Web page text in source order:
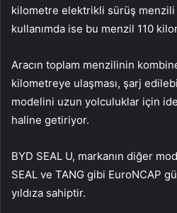
kilometre elektrikli sürüş
kullanımda ise bu menzil 110
Aracın toplam menzilinin
kilometreye ulaşması, şarj
modelini uzun yolculuklar için
haline getiriyor.
BYD SEAL U, markanın diğer
SEAL ve TANG gibi EuroNCAP
yıldıza sahiptir.